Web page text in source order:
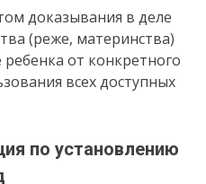
доказывания в деле
(реже, материнства)
от конкретного
всех доступных
по установлению